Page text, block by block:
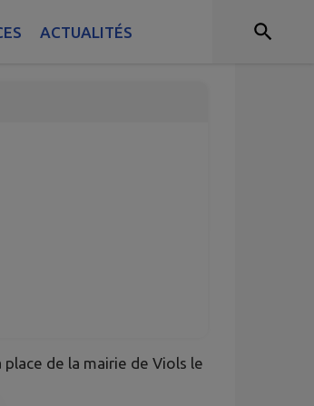
ACTUALITÉS
de la mairie de Viols le